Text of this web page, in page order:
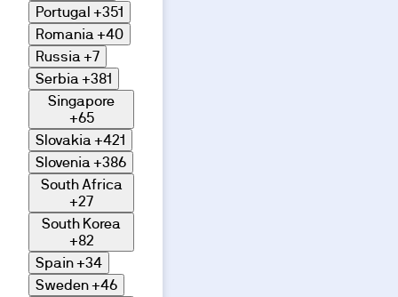
Portugal +351
Romania +40
Russia +7
Serbia +381
Singapore
+65
Slovakia +421
Slovenia +386
South Africa
+27
South Korea
+82
Spain+34
Sweden+46